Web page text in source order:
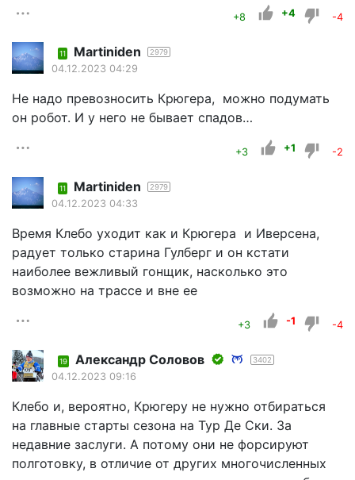
+8 +4 -4
11 Martiniden 2979
04.12.2023 04:29
Не надо превозносить Крюгера, можно подумать
он робот. И у него не бывает спадов…
+3 +1 -2
11 Martiniden 2979
04.12.2023 04:33
Время Клебо уходит как и Крюгера и Иверсена,
радует только старина Гулберг и он кстати
наиболее вежливый гонщик, насколько это
возможно на трассе и вне ее
+3 -1 -4
19 Александр Соловов 3402
04.12.2023 09:16
Клебо и, вероятно, Крюгеру не нужно отбираться
на главные старты сезона на Тур Де Ски. За
недавние заслуги. А потому они не форсируют
полготовку, в отличие от других многочисленных